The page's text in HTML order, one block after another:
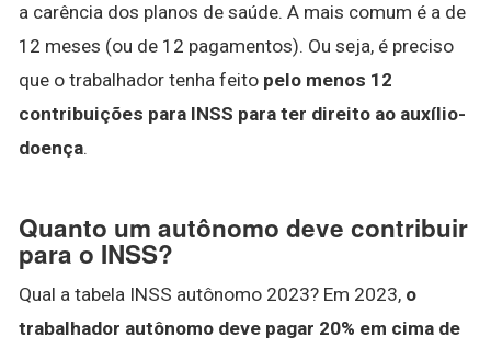
a carência dos planos de saúde. A mais comum é a de
12 meses (ou de 12 pagamentos). Ou seja, é preciso
que o trabalhador tenha feito pelo menos 12
contribuições para INSS para ter direito ao auxílio-
doença.
Quanto um autônomo deve contribuir
para o INSS?
Qual a tabela INSS autônomo 2023? Em 2023, o
trabalhador autônomo deve pagar 20% em cima de